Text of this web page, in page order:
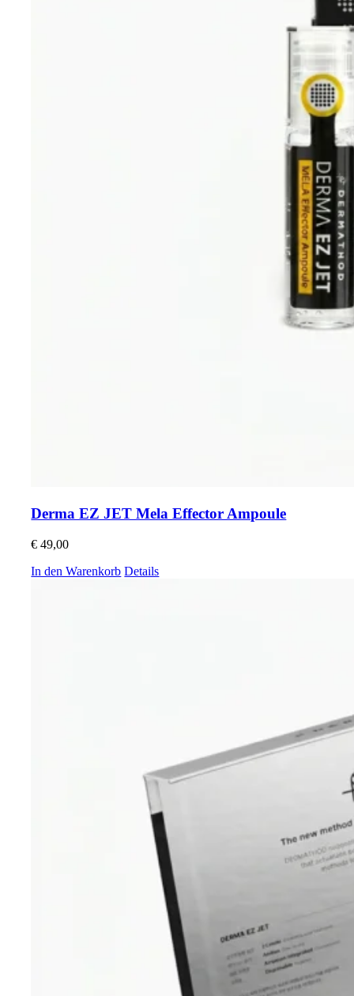
Derma EZ JET Mela Effector Ampoule
€ 49,00
In den Warenkorb Details